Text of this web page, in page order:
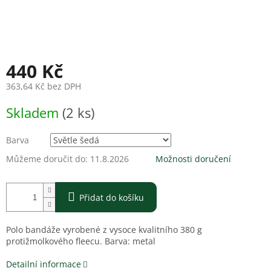
440 Kč
363,64 Kč bez DPH
cena:
Skladem (2 ks)
Barva
Můžeme doručit do: 11.8.2026 Možnosti doručení
Přidat do košíku
Polo bandáže vyrobené z vysoce kvalitního 380 g
protižmolkového fleecu. Barva: metal
Detailní informace